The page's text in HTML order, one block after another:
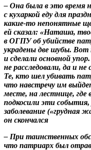
– Она была в это время
с кухаркой еду для
какие-то непонятные
ей сказал: «Наташа,
в ОГПУ об убийстве
украдены две шубы. Вот
и сделали основной
не расследовали, да и
Те, кто шел убивать
что навстречу им
месте, на лестнице, где
подкосили эти события,
заболевание («грудная
он скончался
– При таинственных
что патриарх был